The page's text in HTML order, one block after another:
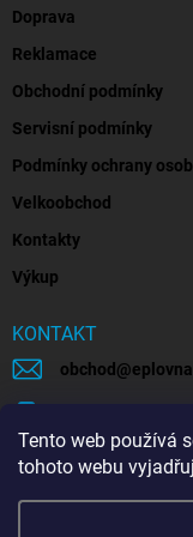
Tento web používá
tohoto webu
Doprava
Reklamace
Obchodní podmínky
Servisní podmínky
Podmínky ochrany
Velkoobchod
Kontakty
Výkup
KONTAKT
obchod @
eplovna.cz